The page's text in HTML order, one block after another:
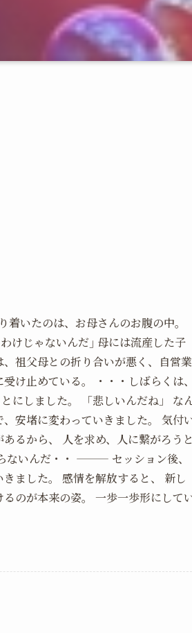
着いたのは、お母さんのお腹の中。
けじゃないんだ｣ 母には流産した子
祖父母との折り合いが悪く、自営業
け止めている。 ・・・しばらくは、
にしました。 「悲しいんだね」 な
安堵に変わっていきました。 気付
るから、 人を求め、人に繋がろうと
ないんだ・・ ——— セッション後、
ました。 感情を解放すると、 新し
のが本来の姿。 一歩一歩形にして